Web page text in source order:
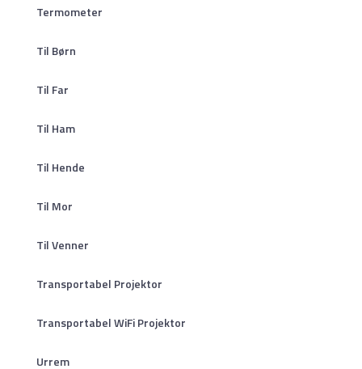
Termometer
Til Børn
Til Far
Til Ham
Til Hende
Til Mor
Til Venner
Transportabel Projektor
Transportabel WiFi Projektor
Urrem